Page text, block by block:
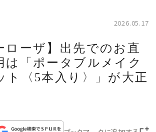
2026.05.17
ローザ】出先でのお直
は「ポータブルメイク
ト〈5本入り〉」が大正